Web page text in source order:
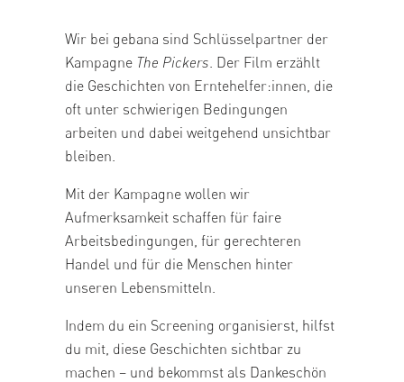
Wir bei gebana sind Schlüsselpartner der
Kampagne The Pickers . Der Film erzählt
die Geschichten von Erntehelfer:innen, die
oft unter schwierigen Bedingungen
arbeiten und dabei weitgehend unsichtbar
bleiben.
Mit der Kampagne wollen wir
Aufmerksamkeit schaffen für faire
Arbeitsbedingungen, für gerechteren
Handel und für die Menschen hinter
unseren Lebensmitteln.
Indem du ein Screening organisierst, hilfst
du mit, diese Geschichten sichtbar zu
machen – und bekommst als Dankeschön